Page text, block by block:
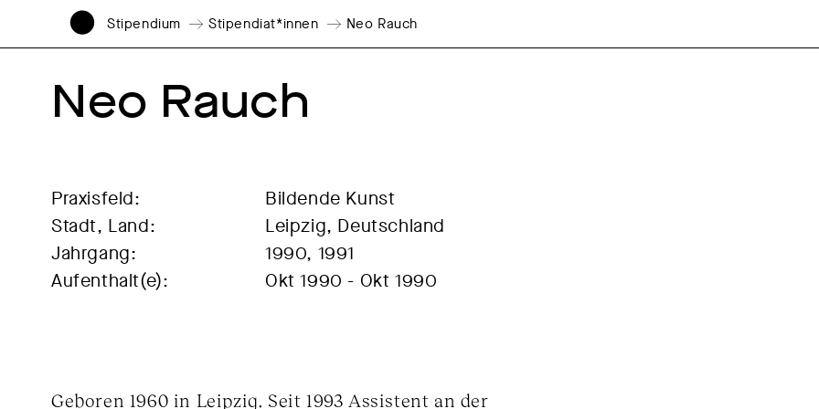
Stipendium Stipendiat*innen Neo Rauch
Neo Rauch
Praxisfeld:
Bildende Kunst
Stadt, Land:
Leipzig, Deutschland
Jahrgang:
1990, 1991
Aufenthalt(e):
Okt 1990 - Okt 1990
Geboren 1960 in Leipzig. Seit 1993 Assistent an der